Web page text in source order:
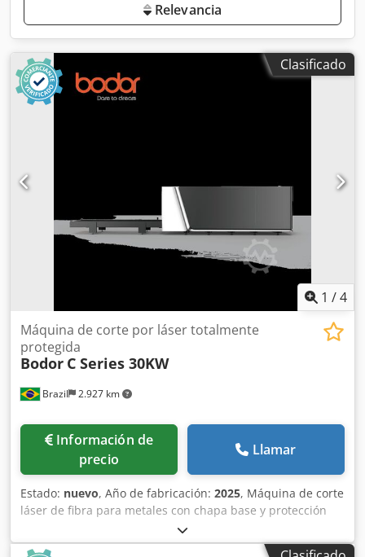
Relevancia
Clasificado
1 /4
Brazil 2.927 km
Máquina de corte por láser totalmente
protegida
Bodor C Series 30KW
Información de
precio
Llamar
Estado: nuevo, Año de fabricación: 2025, Máquina de corte
láser de fibra para metales con chapa base y protección
completa. El área máxima de corte alcanza hasta 12000
mm x 2500 mm, lo que la hace adecuada para una